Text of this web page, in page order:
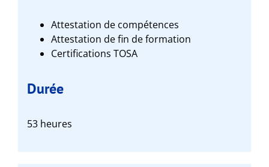
Attestation de compétences
Attestation de fin de formation
Certifications TOSA
Durée
53 heures